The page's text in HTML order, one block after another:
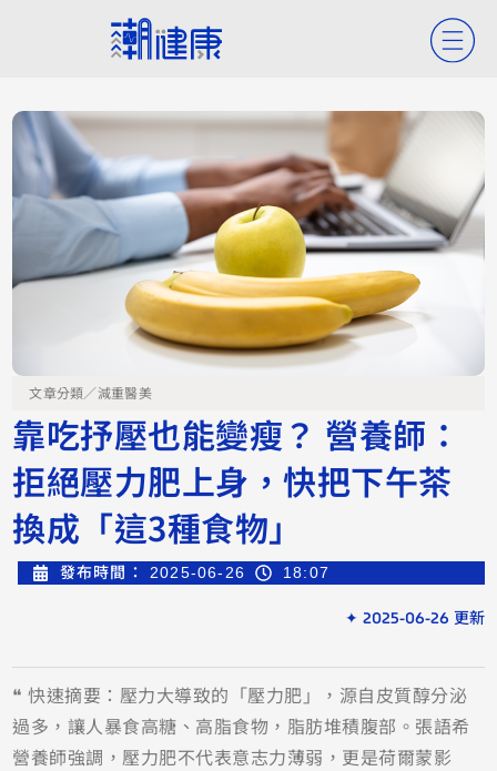
文章分類／減重醫美
靠吃抒壓也能變瘦？ 營養師：
拒絕壓力肥上身，快把下午茶
換成「這3種食物」
發布時間： 2025-06-26 18:07
✦ 2025-06-26 更新
❝ 快速摘要：壓力大導致的「壓力肥」，源自皮質醇分泌
過多，讓人暴食高糖、高脂食物，脂肪堆積腹部。張語希
營養師強調，壓力肥不代表意志力薄弱，更是荷爾蒙影